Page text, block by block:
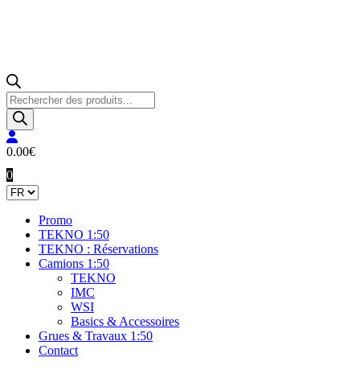
Recherche
de
produits
0.00€
0
Promo
TEKNO 1:50
TEKNO : Réservations
Camions 1:50
TEKNO
IMC
WSI
Basics & Accessoires
Grues & Travaux 1:50
Contact